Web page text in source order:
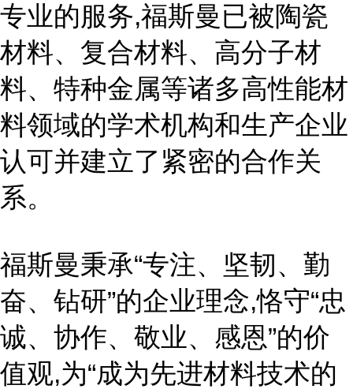
专业的服务,福斯曼已被陶瓷
材料、复合材料、高分子材
料、特种金属等诸多高性能材
料领域的学术机构和生产企业
认可并建立了紧密的合作关
系。
福斯曼秉承“专注、坚韧、勤
奋、钻研”的企业理念,恪守“忠
诚、协作、敬业、感恩”的价
值观,为“成为先进材料技术的